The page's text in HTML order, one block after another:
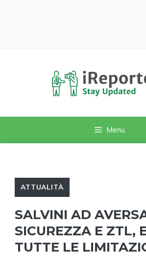
Menu
ATTUALITÀ
SALVINI AD
SICUREZZA E ZTL,
TUTTE LE